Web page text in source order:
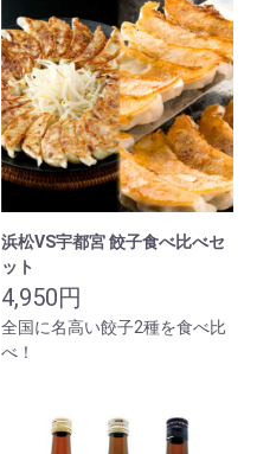
浜松VS宇都宮 餃子食べ比べセ
ット
4,950円
全国に名高い餃子2種を食べ比
べ！